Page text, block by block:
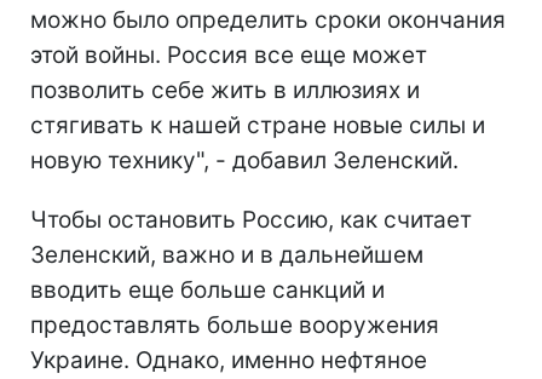
можно было определить сроки окончания
этой войны. Россия все еще может
позволить себе жить в иллюзиях и
стягивать к нашей стране новые силы и
новую технику", - добавил Зеленский.
Чтобы остановить Россию, как считает
Зеленский, важно и в дальнейшем
вводить еще больше санкций и
предоставлять больше вооружения
Украине. Однако, именно нефтяное